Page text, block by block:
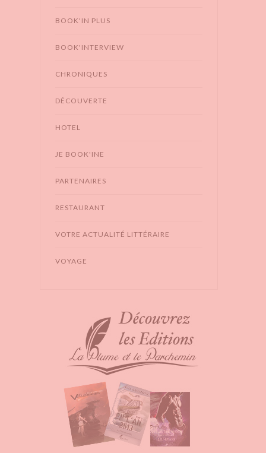
BOOK'IN PLUS
BOOK'INTERVIEW
CHRONIQUES
DÉCOUVERTE
HOTEL
JE BOOK'INE
PARTENAIRES
RESTAURANT
VOTRE ACTUALITÉ LITTÉRAIRE
VOYAGE